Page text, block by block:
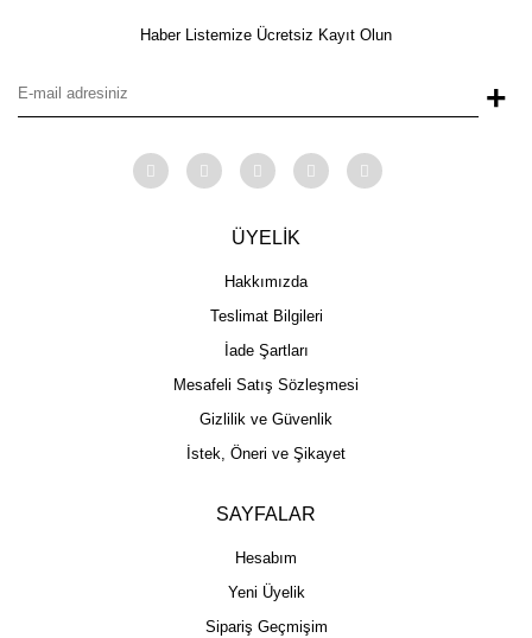
Haber Listemize Ücretsiz Kayıt Olun
+
ÜYELİK
Hakkımızda
Teslimat Bilgileri
İade Şartları
Mesafeli Satış Sözleşmesi
Gizlilik ve Güvenlik
İstek, Öneri ve Şikayet
SAYFALAR
Hesabım
Yeni Üyelik
Sipariş Geçmişim